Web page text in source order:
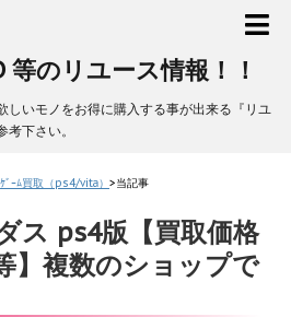
等のリユース情報！！
しいモノをお得に購入する事が出来る『リユ
下さい。
ｹﾞｰﾑ買取（ps4/vita） >当記事
ス ps4版【買取価格
】複数のショップで